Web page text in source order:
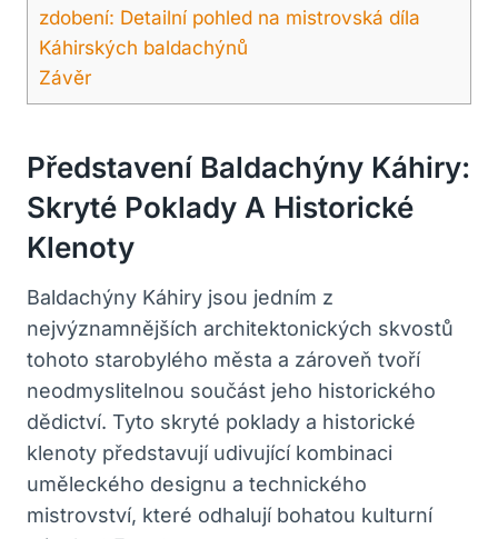
zdobení: Detailní pohled na mistrovská díla
Káhirských baldachýnů
Závěr
Představení Baldachýny Káhiry:
Skryté Poklady A Historické
Klenoty
Baldachýny Káhiry jsou jedním z
nejvýznamnějších architektonických skvostů
tohoto starobylého města a zároveň tvoří
neodmyslitelnou součást jeho historického
dědictví. Tyto skryté poklady a historické
klenoty představují udivující kombinaci
uměleckého designu a technického
mistrovství, které odhalují bohatou kulturní